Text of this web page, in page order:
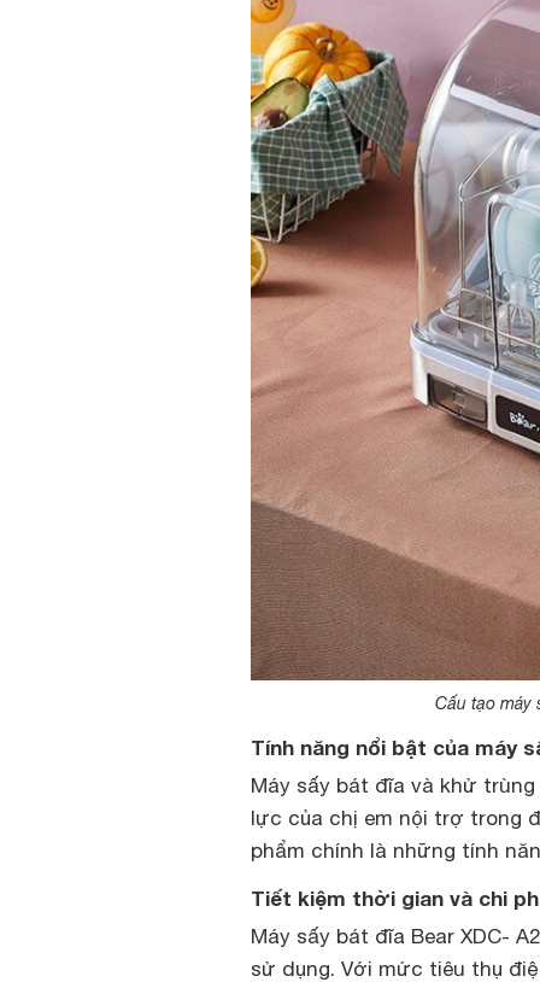
Cấu tạo máy
Tính năng nổi bật của máy
Máy sấy bát đĩa và khử
lực của chị em nội trợ trong
phẩm chính là những tính
Tiết kiệm thời gian và chi
Máy sấy bát đĩa Bear XDC-
sử dụng. Với mức tiêu thụ